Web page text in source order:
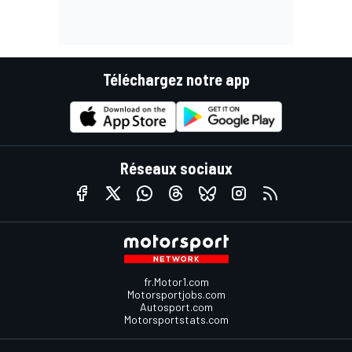
Téléchargez notre app
Réseaux sociaux
fr.Motor1.com
Motorsportjobs.com
Autosport.com
Motorsportstats.com